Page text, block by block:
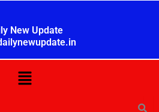
New Update
Menu